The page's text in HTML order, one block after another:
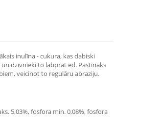
inulīna - cukura, kas dabiski
dzīvnieki to labprāt ēd. Pastinaks
veicinot to regulāru abraziju.
5,03%, fosfora min. 0,08%, fosfora